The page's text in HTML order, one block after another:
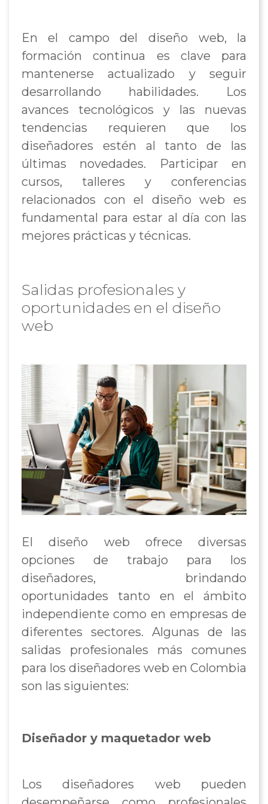
En el campo del diseño web, la
formación continua es clave para
mantenerse actualizado y seguir
desarrollando habilidades. Los
avances tecnológicos y las nuevas
tendencias requieren que los
diseñadores estén al tanto de las
últimas novedades. Participar en
cursos, talleres y conferencias
relacionados con el diseño web es
fundamental para estar al día con las
mejores prácticas y técnicas.
Salidas profesionales y
oportunidades en el diseño
web
El diseño web ofrece diversas
opciones de trabajo para los
diseñadores, brindando
oportunidades tanto en el ámbito
independiente como en empresas de
diferentes sectores. Algunas de las
salidas profesionales más comunes
para los diseñadores web en Colombia
son las siguientes:
Diseñador y maquetador web
Los diseñadores web pueden